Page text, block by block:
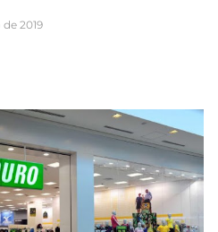
2019